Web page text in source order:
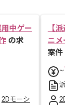
中ゲー
の求
2Dモーシ
【
ニ
案件
~